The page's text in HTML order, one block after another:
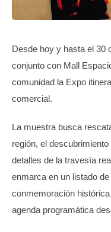
Desde hoy y hasta el 30
conjunto con Mall
comunidad la Expo
comercial.
La muestra busca
región, el
detalles de la travesía
enmarca en un listado
conmemoración
agenda programática